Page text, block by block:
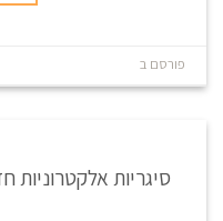
פורסם ב
סיגריות